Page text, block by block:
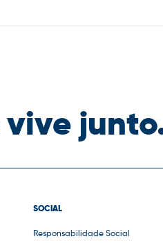
SOCIAL
Responsabilidade Social